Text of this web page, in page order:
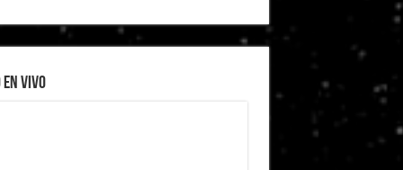
argentinos
EN VIVO